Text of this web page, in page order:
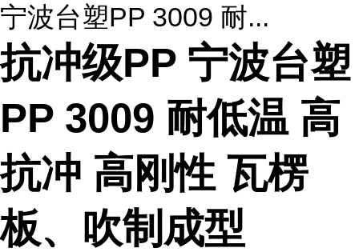
宁波台塑PP 3009 耐...
抗冲级PP 宁波台塑
PP 3009 耐低温 高
抗冲 高刚性 瓦楞
板、吹制成型